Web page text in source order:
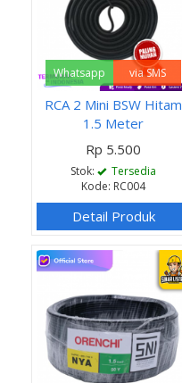
Whatsapp via SMS
RCA 2 Mini BSW Hitam
1.5 Meter
Rp 5.500
Stok:
Tersedia
Kode: RC004
Detail Produk